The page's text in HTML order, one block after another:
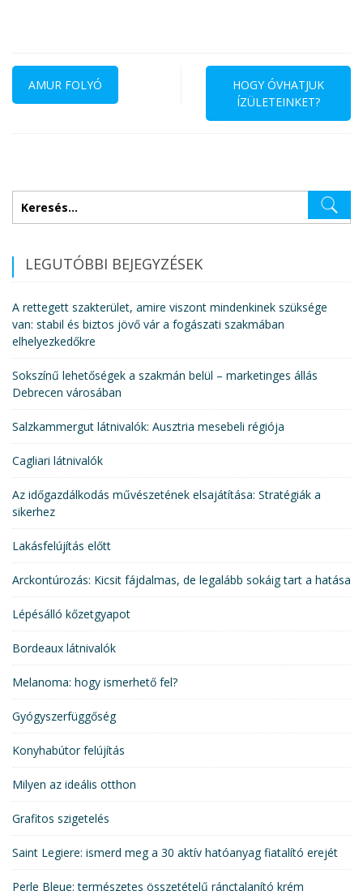
Bejegyzés
navigáció
AMUR FOLYÓ
HOGY ÓVHATJUK
ÍZÜLETEINKET?
LEGUTÓBBI BEJEGYZÉSEK
A rettegett szakterület, amire viszont mindenkinek szüksége
van: stabil és biztos jövő vár a fogászati szakmában
elhelyezkedőkre
Sokszínű lehetőségek a szakmán belül – marketinges állás
Debrecen városában
Salzkammergut látnivalók: Ausztria mesebeli régiója
Cagliari látnivalók
Az időgazdálkodás művészetének elsajátítása: Stratégiák a
sikerhez
Lakásfelújítás előtt
Arckontúrozás: Kicsit fájdalmas, de legalább sokáig tart a hatása
Lépésálló kőzetgyapot
Bordeaux látnivalók
Melanoma: hogy ismerhető fel?
Gyógyszerfüggőség
Konyhabútor felújítás
Milyen az ideális otthon
Grafitos szigetelés
Saint Legiere: ismerd meg a 30 aktív hatóanyag fiatalító erejét
Perle Bleue: természetes összetételű ránctalanító krém